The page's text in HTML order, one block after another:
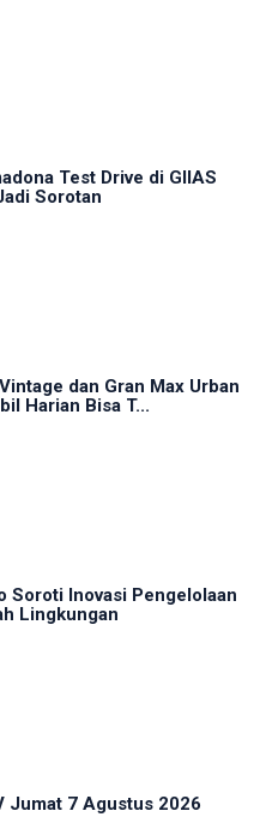
Test Drive di GIIAS
Sorotan
dan Gran Max Urban
Harian Bisa T...
Soroti Inovasi Pengelolaan
Lingkungan
Jumat 7 Agustus 2026